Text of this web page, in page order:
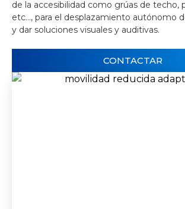
de la accesibilidad como grúas de techo,
etc…, para el desplazamiento autónomo
y dar soluciones visuales y auditivas.
CONTACTAR